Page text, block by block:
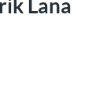
Lana